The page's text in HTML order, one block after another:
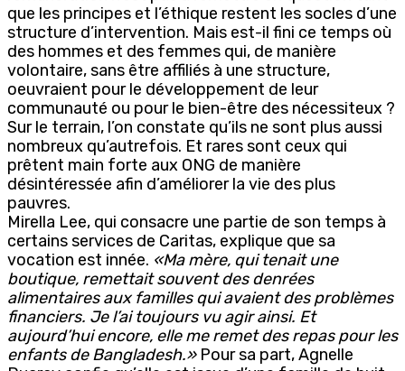
que les principes et l’éthique restent les socles d’une
structure d’intervention. Mais est-il fini ce temps où
des hommes et des femmes qui, de manière
volontaire, sans être affiliés à une structure,
oeuvraient pour le développement de leur
communauté ou pour le bien-être des nécessiteux ?
Sur le terrain, l’on constate qu’ils ne sont plus aussi
nombreux qu’autrefois. Et rares sont ceux qui
prêtent main forte aux ONG de manière
désintéressée afin d’améliorer la vie des plus
pauvres.
Mirella Lee, qui consacre une partie de son temps à
certains services de Caritas, explique que sa
vocation est innée. «Ma mère, qui tenait une
boutique, remettait souvent des denrées
alimentaires aux familles qui avaient des problèmes
financiers. Je l’ai toujours vu agir ainsi. Et
aujourd’hui encore, elle me remet des repas pour les
enfants de Bangladesh.» Pour sa part, Agnelle